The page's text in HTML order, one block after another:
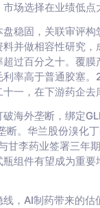
场选择在业绩低点
稳固，关联审评
并做相容性研究
过百分之十。覆
率高于普通胶塞
一，在下游药企去
海外垄断，绑定
。华兰股份溴化
甘李药业签署三年
组件有望成为重
，AI制药带来的